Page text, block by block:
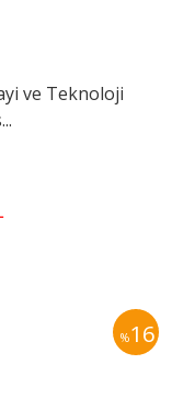
ve Teknoloji
%16